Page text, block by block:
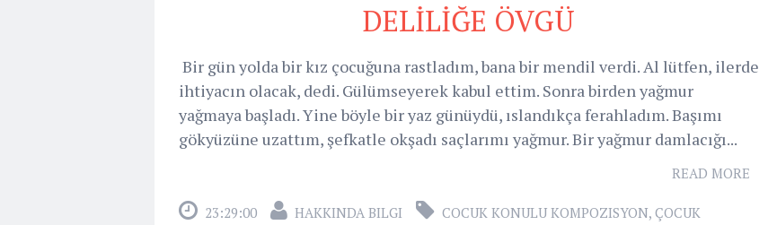
DELİLİĞE ÖVGÜ
Bir gün yolda bir kız çocuğuna rastladım, bana bir mendil verdi. Al lütfen, ilerde
ihtiyacın olacak, dedi. Gülümseyerek kabul ettim. Sonra birden yağmur
yağmaya başladı. Yine böyle bir yaz günüydü, ıslandıkça ferahladım. Başımı
gökyüzüne uzattım, şefkatle okşadı saçlarımı yağmur. Bir yağmur damlacığı...
READ MORE
23:29:00 HAKKINDA BILGI COCUK KONULU KOMPOZISYON, ÇOCUK